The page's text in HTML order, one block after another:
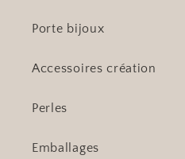
Porte bijoux
Accessoires création
Perles
Emballages